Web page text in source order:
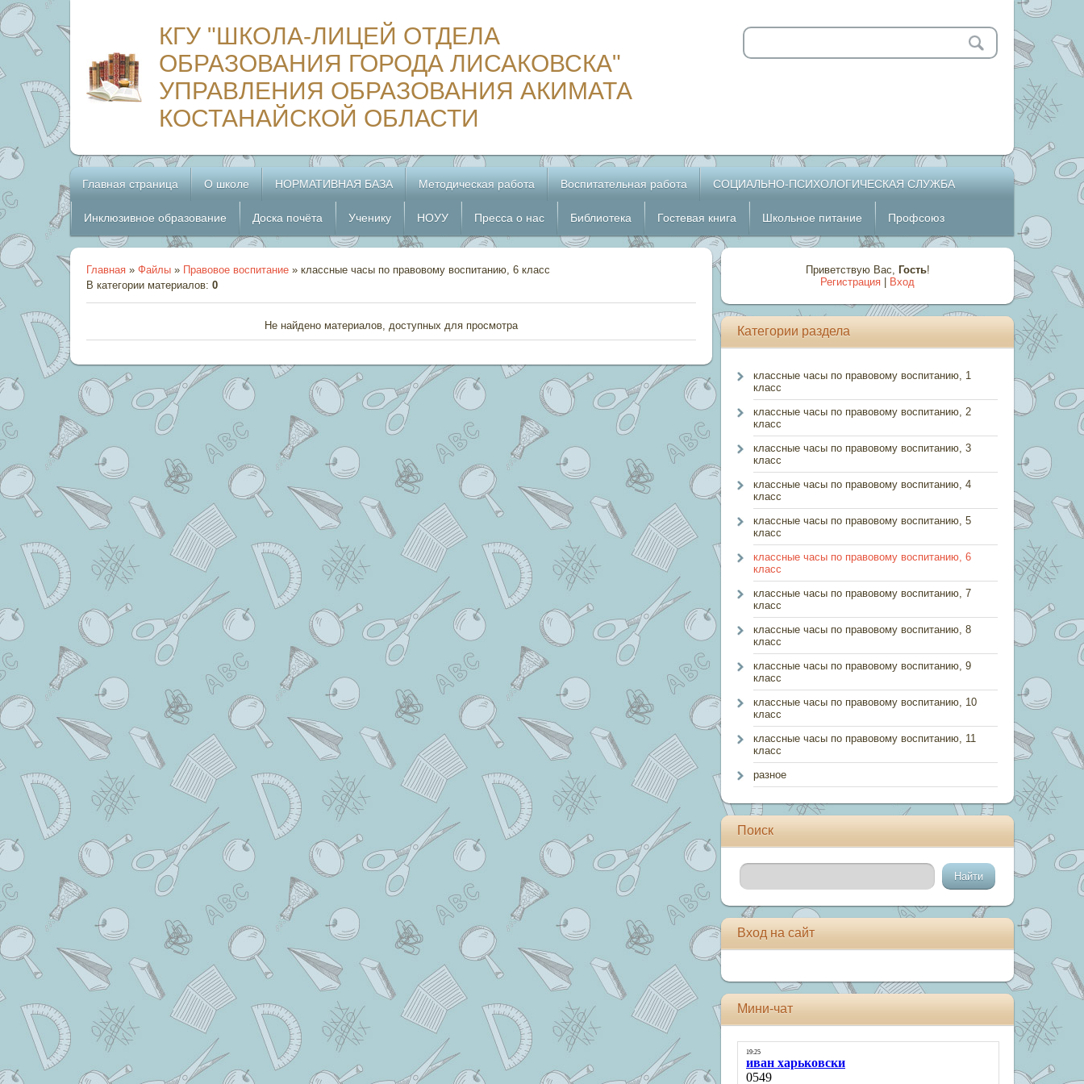
КГУ "ШКОЛА-ЛИЦЕЙ ОТДЕЛА
ОБРАЗОВАНИЯ ГОРОДА ЛИСАКОВСКА"
УПРАВЛЕНИЯ ОБРАЗОВАНИЯ АКИМАТА
КОСТАНАЙСКОЙ ОБЛАСТИ
Главная страница О школе НОРМАТИВНАЯ БАЗА Методическая работа Воспитательная работа СОЦИАЛЬНО-ПСИХОЛОГИЧЕСКАЯ СЛУЖБА
Инклюзивное образование Доска почёта Ученику НОУУ Пресса о нас Библиотека Гостевая книга Школьное питание Профсоюз
Главная » Файлы » Правовое воспитание » классные часы по правовому воспитанию, 6 класс
В категории материалов: 0
Не найдено материалов, доступных для просмотра
Приветствую Вас, Гость!
Регистрация
Вход
Категории раздела
классные часы по правовому воспитанию, 1
класс
классные часы по правовому воспитанию, 2
класс
классные часы по правовому воспитанию, 3
класс
классные часы по правовому воспитанию, 4
класс
классные часы по правовому воспитанию, 5
класс
классные часы по правовому воспитанию, 6
класс
классные часы по правовому воспитанию, 7
класс
классные часы по правовому воспитанию, 8
класс
классные часы по правовому воспитанию, 9
класс
классные часы по правовому воспитанию, 10
класс
классные часы по правовому воспитанию, 11
класс
разное
Поиск
Вход на сайт
Мини-чат